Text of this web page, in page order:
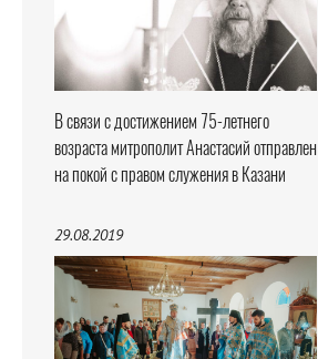
В связи с достижением 75-летнего
возраста митрополит Анастасий отправлен
на покой с правом служения в Казани
29.08.2019